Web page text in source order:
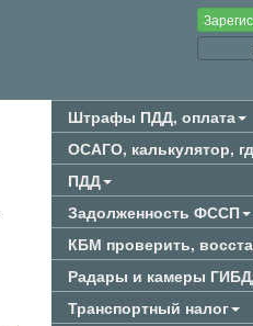
Штрафы ПДД, оплата
ОСАГО, калькулятор,
ПДД
Задолженность ФССП
КБМ проверить,
Радары и камеры
Транспортный налог